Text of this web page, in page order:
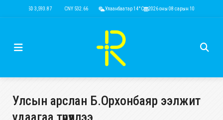
USD 3,593.87 CNY 532.66 RUB 43.77 EUR 4,141.04 KRW 2.53
Улаанбаатар 14°C 2026 оны 08 сарын 10
Улсын арслан Б.Орхонбаяр ээлжит
удаагаа түрүүллээ